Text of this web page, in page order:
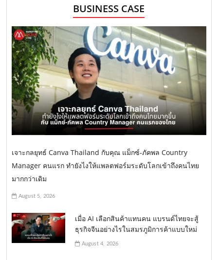
BUSINESS CASE
เจาะกลยุทธ์ Canva Thailand กับคุณ แม็กซ์-ภัคพล Country
Manager คนแรก ทำยังไงให้แพลตฟอร์มระดับโลกเข้าถึงคนไทย
มากกว่าเดิม
August 5, 2026
เมื่อ AI เลือกสินค้าแทนคน แบรนด์ไทยจะสู้
ธุรกิจจีนอย่างไรในสมรภูมิการค้าแบบใหม่
August 4, 2026